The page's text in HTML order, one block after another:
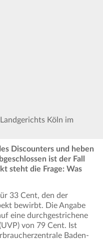
Köln im
Discounters und heben
ist der Fall
steht die Frage: Was
33 Cent, den der
bewirbt. Die Angabe
eine durchgestrichene
von 79 Cent. Ist
Baden-